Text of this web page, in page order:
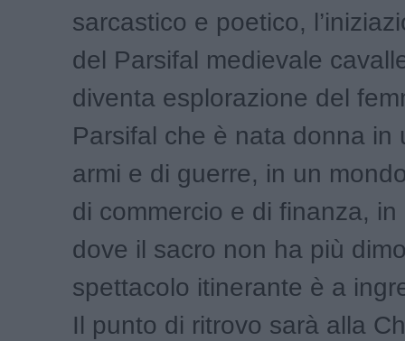
sarcastico e poetico,
del Parsifal medievale
diventa esplorazione del
Parsifal che è nata donna in
armi e di guerre, in un
di commercio e di finanza,
dove il sacro non ha più
spettacolo itinerante è a
Il punto di ritrovo sarà alla